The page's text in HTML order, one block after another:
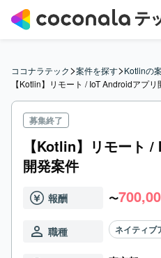
ココナラテック>案件を探す>Kotlinの
【Kotlin】リモート / IoT Androidアプリ
募集終了
【Kotlin】リモート
開発案件
報酬 〜
職種 ネイティブ